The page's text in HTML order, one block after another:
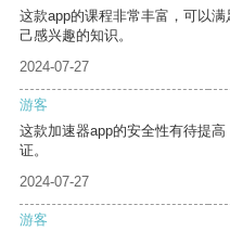
这款app的课程非常丰富，可以
己感兴趣的知识。
2024-07-27
游客
这款加速器app的安全性有待提
证。
2024-07-27
游客